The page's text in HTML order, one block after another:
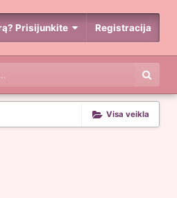
Prisijunkite Registracija
Visa veikla